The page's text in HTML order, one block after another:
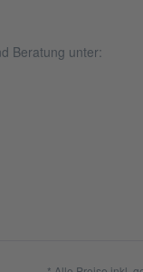
Beratung unter: